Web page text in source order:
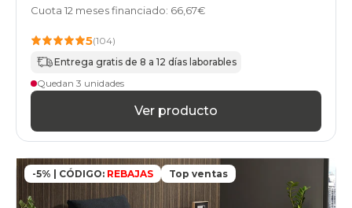
Cuota 12 meses financiado: 66,67€
5(104)
Entrega gratis de 8 a 12 días laborables
Quedan 3 unidades
Ver producto
-5% | CÓDIGO: REBAJAS Top ventas